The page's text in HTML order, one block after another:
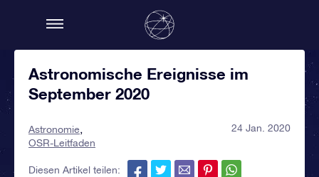
Astronomische Ereignisse im
September 2020
Astronomie
OSR-Leitfaden
24 Jan. 2020
Diesen Artikel teilen: